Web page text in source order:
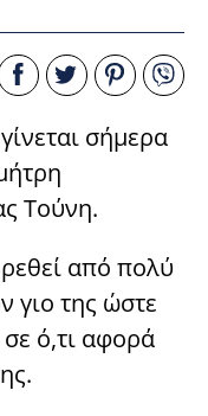
σήμερα
Τούνη.
από πολύ
γιο της ώστε
ό,τι αφορά